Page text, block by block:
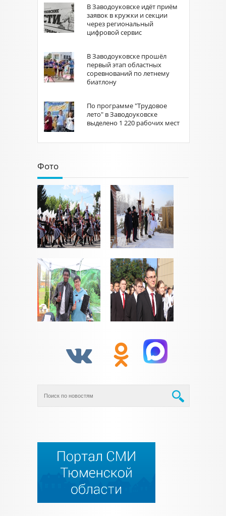
В Заводоуковске идёт приём
заявок в кружки и секции
через региональный
цифровой сервис
В Заводоуковске прошёл
первый этап областных
соревнований по летнему
биатлону
По программе "Трудовое
лето" в Заводоуковске
выделено 1 220 рабочих мест
Фото